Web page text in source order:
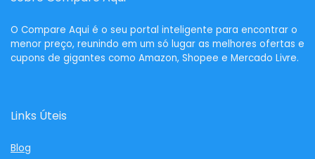
O Compare Aqui é o seu portal inteligente para encontrar o
menor preço, reunindo em um só lugar as melhores ofertas e
cupons de gigantes como Amazon, Shopee e Mercado Livre.
Links Úteis
Blog